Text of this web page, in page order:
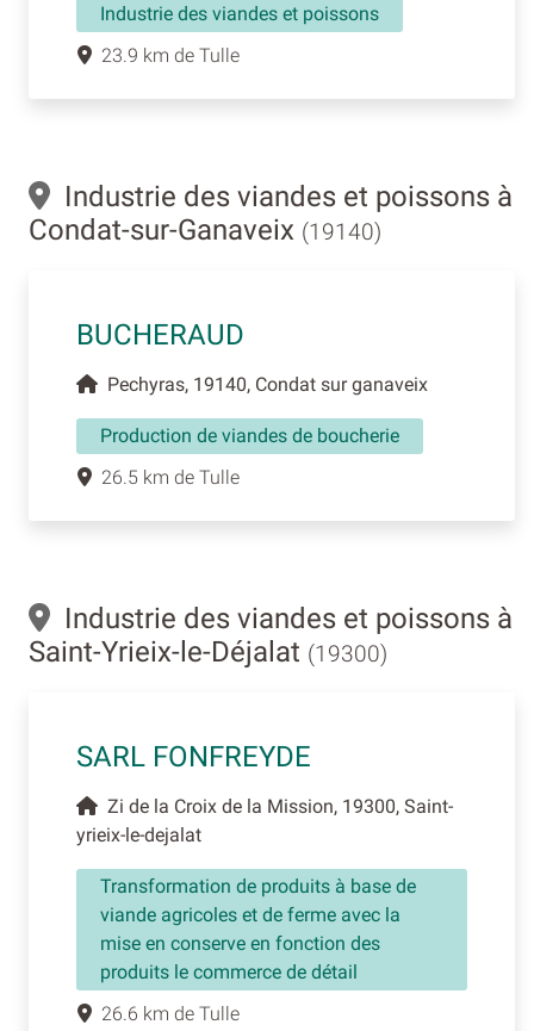
Industrie des viandes et poissons
23.9 km de Tulle
Industrie des viandes et poissons à
Condat-sur-Ganaveix (19140)
BUCHERAUD
Pechyras, 19140, Condat sur ganaveix
Production de viandes de boucherie
26.5 km de Tulle
Industrie des viandes et poissons à
Saint-Yrieix-le-Déjalat (19300)
SARL FONFREYDE
Zi de la Croix de la Mission, 19300, Saint-
yrieix-le-dejalat
Transformation de produits à base de
viande agricoles et de ferme avec la
mise en conserve en fonction des
produits le commerce de détail
26.6 km de Tulle